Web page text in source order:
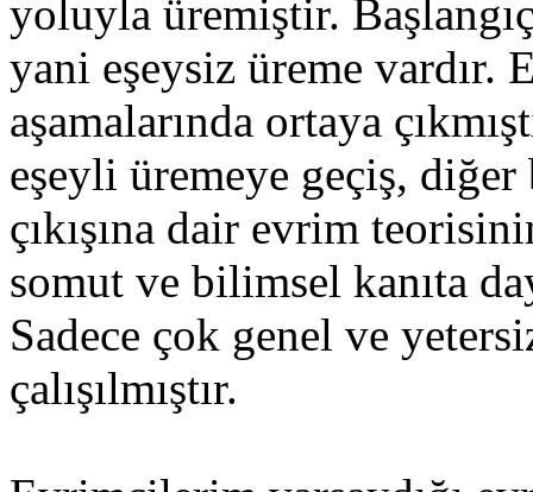
yoluyla üremiştir.
yani eşeysiz üreme vardır.
aşamalarında ortaya
eşeyli üremeye geçiş,
çıkışına dair evrim
somut ve bilimsel kanıta
Sadece çok genel ve
çalışılmıştır.